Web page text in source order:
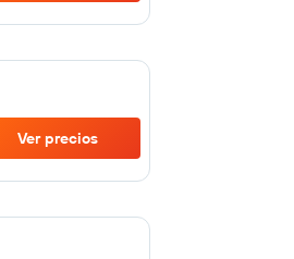
Ver precios